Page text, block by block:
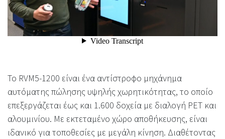
Το RVM5-1200 είναι ένα αντίστροφο μηχάνημα
αυτόματης πώλησης υψηλής χωρητικότητας, το οποίο
επεξεργάζεται έως και 1.600 δοχεία με διαλογή PET και
αλουμινίου. Με εκτεταμένο χώρο αποθήκευσης, είναι
ιδανικό για τοποθεσίες με μεγάλη κίνηση. Διαθέτοντας